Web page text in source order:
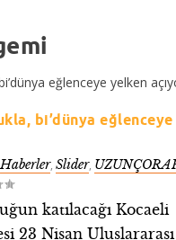
bi’dünya eğlenceye
Haberler,Slider,
katılacağı Kocaeli
23 Nisan Uluslararası